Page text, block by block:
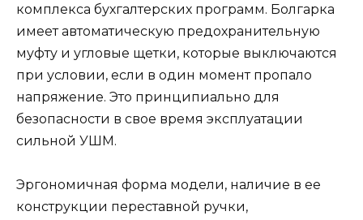
комплекса бухгалтерских программ. Болгарка
имеет автоматическую предохранительную
муфту и угловые щетки, которые выключаются
при условии, если в один момент пропало
напряжение. Это принципиально для
безопасности в свое время эксплуатации
сильной УШМ.
Эргономичная форма модели, наличие в ее
конструкции переставной ручки,